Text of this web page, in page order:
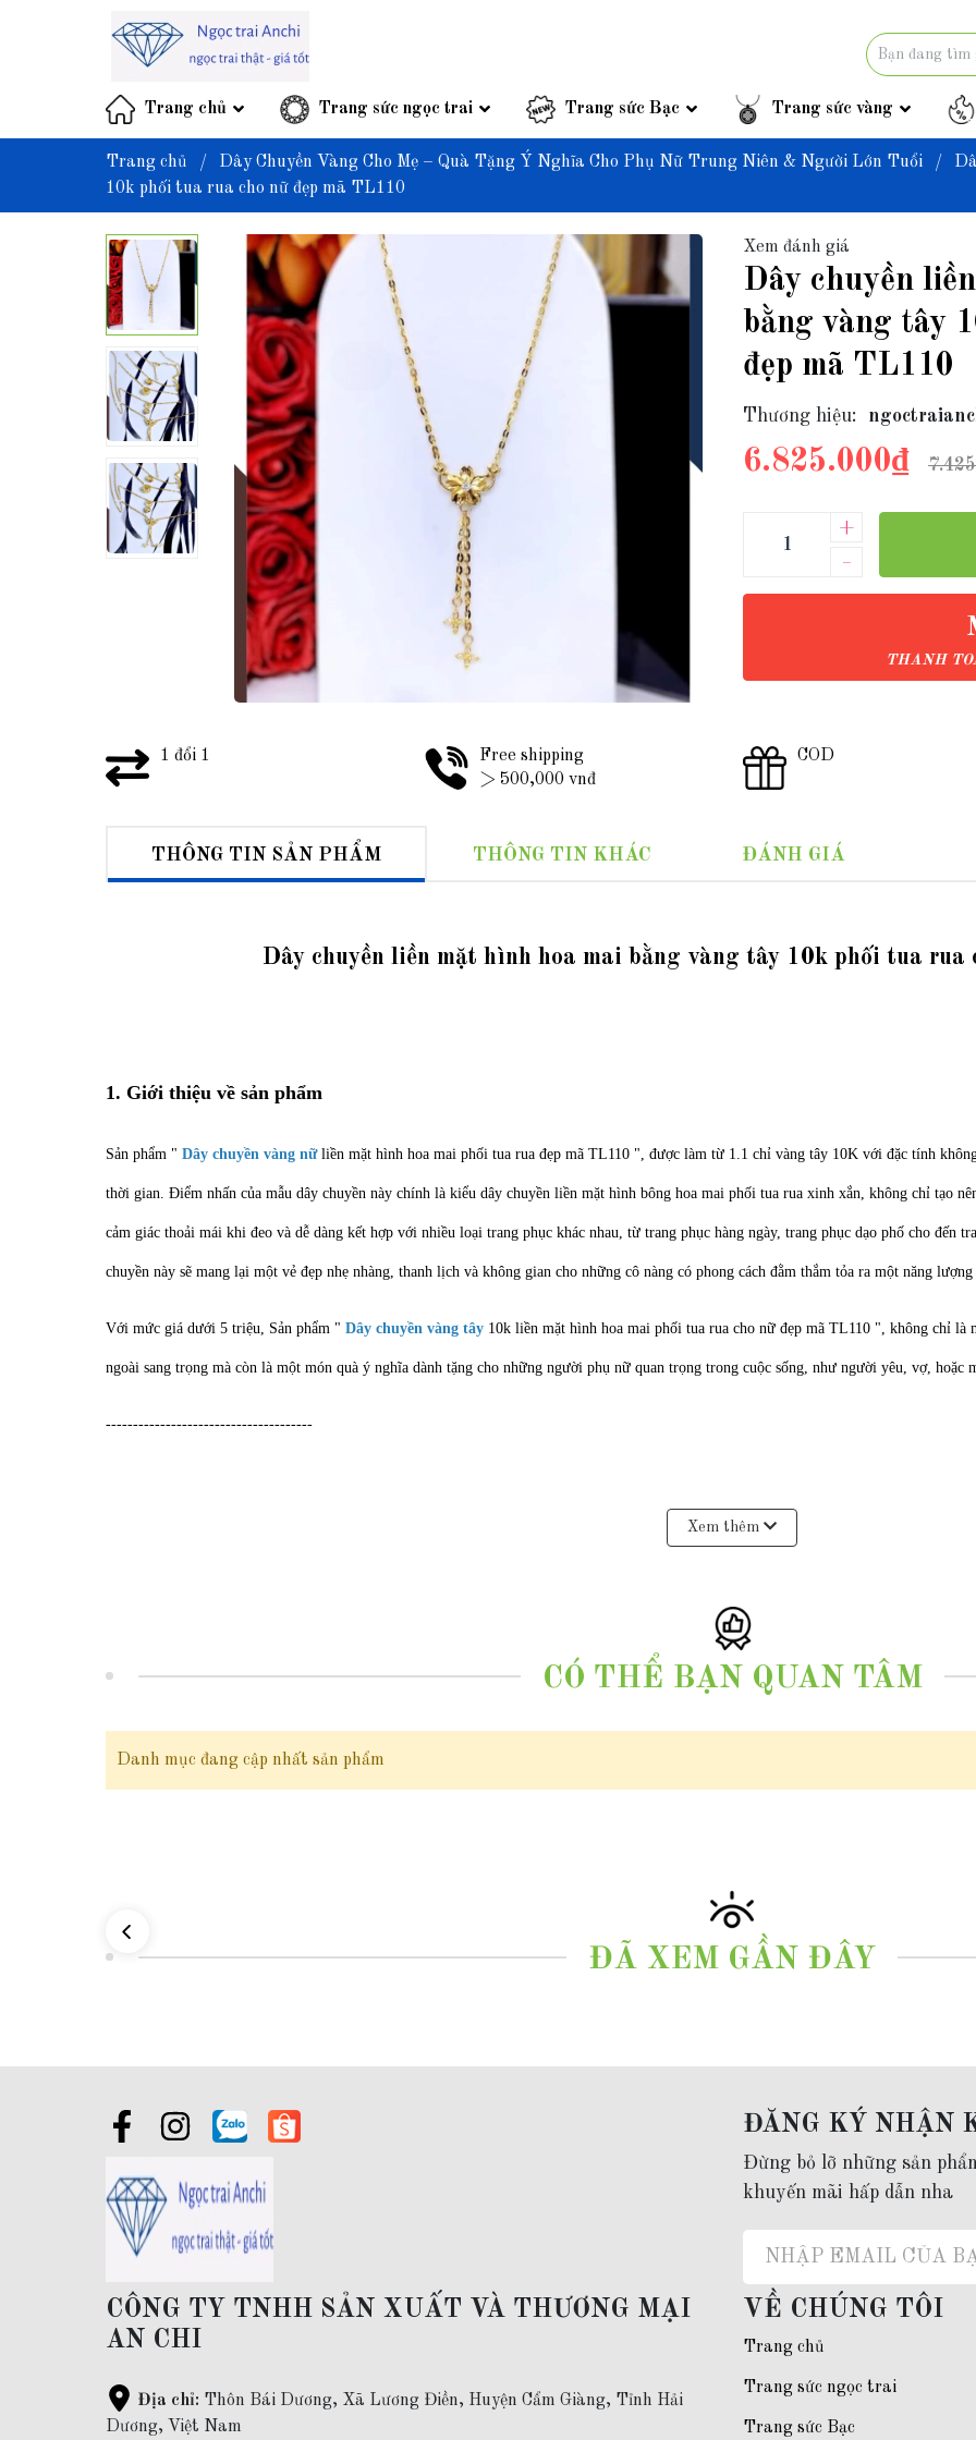
Trang chủ Trang sức ngọc trai Trang sức Bạc Trang sức vàng
Trang chủ / Dây Chuyền Vàng Cho Mẹ – Quà Tặng Ý Nghĩa Cho Phụ Nữ Trung Niên & Người Lớn Tuổi /
10k phối tua rua cho nữ đẹp mã TL110
Xem đánh giá
Dây chuyền
bằng vàng tây
đẹp mã TL110
Thương hiệu:
6.825.000₫
–
+
THANH
1 đổi 1
Free shipping
> 500,000 vnđ
COD
THÔNG TIN SẢN PHẨM THÔNG TIN KHÁC ĐÁNH GIÁ
Dây chuyền liền mặt hình hoa mai bằng vàng tây 10k phối tua rua
1. Giới thiệu về sản phẩm
Sản phẩm " Dây chuyền vàng nữ liền mặt hình hoa mai phối tua rua đẹp mã TL110 ", được làm từ 1.1 chỉ vàng tây 10K với đặc tính
thời gian. Điểm nhấn của mẫu dây chuyền này chính là kiểu dây chuyền liền mặt hình bông hoa mai phối tua rua xinh xắn, không chỉ tạo
cảm giác thoải mái khi đeo và dễ dàng kết hợp với nhiều loại trang phục khác nhau, từ trang phục hàng ngày, trang phục dạo phố cho đến
chuyền này sẽ mang lại một vẻ đẹp nhẹ nhàng, thanh lịch và không gian cho những cô nàng có phong cách đằm thắm tỏa ra một năng
Với mức giá dưới 5 triệu, Sản phẩm " Dây chuyền vàng tây 10k liền mặt hình hoa mai phối tua rua cho nữ đẹp mã TL110 ", không chỉ là
ngoài sang trọng mà còn là một món quà ý nghĩa dành tặng cho những người phụ nữ quan trọng trong cuộc sống, như người yêu, vợ, hoặc
--------------------------------------
Trọng lượng:1 chỉ1 phânvàng 10k= 4.125g vàng 10k
Kích thước:Dây dài 45cm + tua 3cm
Kiểu dáng:Dây chuyền liền mặt hình bông hoa mai phối tua rua bằng vàng tây 10k
Giao hàng toàn quốc và thanh toán khi nhận được hàng
Bỏ sỉ ngọc trai:Khách hàng mua sỉ vui lòng liên hệ qua zalo0977.53.1956
Xem thêm
CÓ THỂ BẠN QUAN TÂM
Danh mục đang cập nhất sản phẩm
ĐÃ XEM GẦN ĐÂY
ĐĂNG KÝ NHẬN
Đừng bỏ lỡ những sản
khuyến mãi hấp dẫn nha
CÔNG TY TNHH SẢN XUẤT VÀ THƯƠNG MẠI
AN CHI
Địa chỉ: Thôn Bái Dương, Xã Lương Điền, Huyện Cẩm Giàng, Tỉnh Hải
Dương, Việt Nam
VỀ CHÚNG TÔI
Trang chủ
Trang sức ngọc trai
Trang sức Bạc